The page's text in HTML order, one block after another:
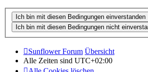
Sunflower Forum Übersicht
Alle Zeiten sind UTC+02:00